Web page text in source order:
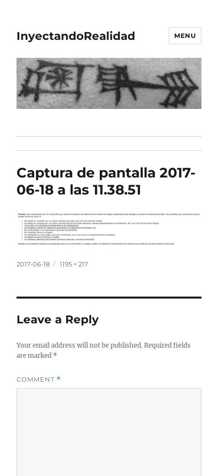
InyectandoRealidad MENU
Captura de pantalla 2017-
06-18 a las 11.38.51
Posted
2017-06-18
Full
1195 × 217
Leave a Reply
Your email address will not be published. Required fields
are marked *
COMMENT *